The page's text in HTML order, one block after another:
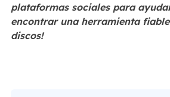
plataformas sociales para
encontrar una herramienta
discos!